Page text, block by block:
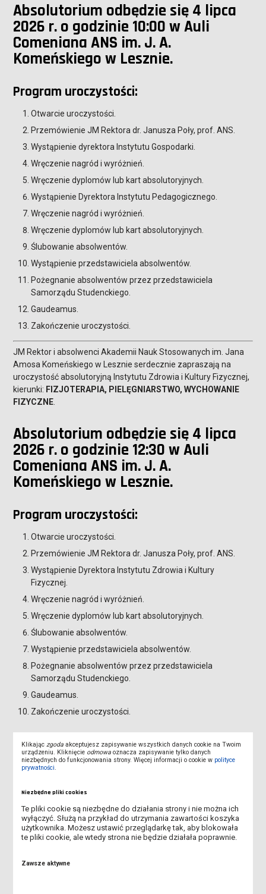
WEŹ UDZIAŁ W KONKURSIE I WYSTARTUJ ZA DARMO W
Absolutorium odbędzie się 4 lipca
2026 r. o godzinie 10:00 w Auli
Comeniana ANS im. J. A.
Komeńskiego w Lesznie.
Program uroczystości:
Otwarcie uroczystości.
Przemówienie JM Rektora dr. Janusza Poły, prof. ANS.
Wystąpienie dyrektora Instytutu Gospodarki.
Wręczenie nagród i wyróżnień.
Wręczenie dyplomów lub kart absolutoryjnych.
Wystąpienie Dyrektora Instytutu Pedagogicznego.
Wręczenie nagród i wyróżnień.
Wręczenie dyplomów lub kart absolutoryjnych.
Ślubowanie absolwentów.
Wystąpienie przedstawiciela absolwentów.
Pożegnanie absolwentów przez przedstawiciela
Samorządu Studenckiego.
Gaudeamus.
Zakończenie uroczystości.
JM Rektor i absolwenci Akademii Nauk Stosowanych im. Jana
Amosa Komeńskiego w Lesznie serdecznie zapraszają na
uroczystość absolutoryjną Instytutu Zdrowia i Kultury Fizycznej,
kierunki: FIZJOTERAPIA, PIELĘGNIARSTWO, WYCHOWANIE
FIZYCZNE
Absolutorium odbędzie się 4 lipca
2026 r. o godzinie 12:30 w Auli
Comeniana ANS im. J. A.
Komeńskiego w Lesznie.
Program uroczystości:
Otwarcie uroczystości.
Przemówienie JM Rektora dr. Janusza Poły, prof. ANS.
Wystąpienie Dyrektora Instytutu Zdrowia i Kultury
Fizycznej.
Wręczenie nagród i wyróżnień.
Wręczenie dyplomów lub kart absolutoryjnych.
Ślubowanie absolwentów.
Wystąpienie przedstawiciela absolwentów.
Pożegnanie absolwentów przez przedstawiciela
Samorządu Studenckiego.
Gaudeamus.
Zakończenie uroczystości.
Po uroczystości absolutoryjnej, o godz.
14:00, odbędzie się „CZEPKOWANIE”
absolwentów kierunku pielęgniarstwo.
Klikajączgoda akceptujesz zapisywanie wszystkich danych cookie na Twoim
urządzeniu. Kliknięcie odmowa oznacza zapisywanie tylko danych
niezbędnych do funkcjonowania strony. Więcej informacji o cookie w polityce
prywatności.
Niezbędne pliki cookies
Te pliki cookie są niezbędne do działania strony i nie można ich
wyłączyć. Służą na przykład do utrzymania zawartości koszyka
użytkownika. Możesz ustawić przeglądarkę tak, aby blokowała
te pliki cookie, ale wtedy strona nie będzie działała poprawnie.
Zawsze aktywne